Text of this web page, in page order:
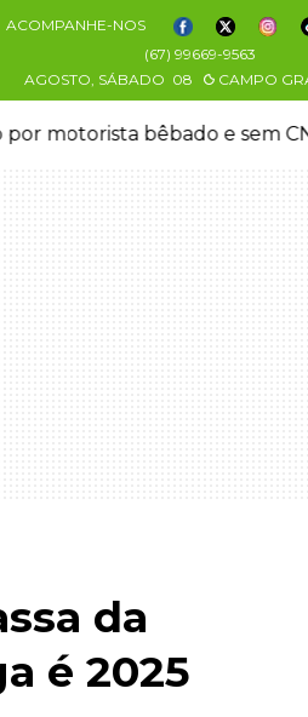
ACOMPANHE-NOS
(67) 99669-9563
AGOSTO, SÁBADO 08 CAMPO
motorista bêbado e sem
da
é 2025